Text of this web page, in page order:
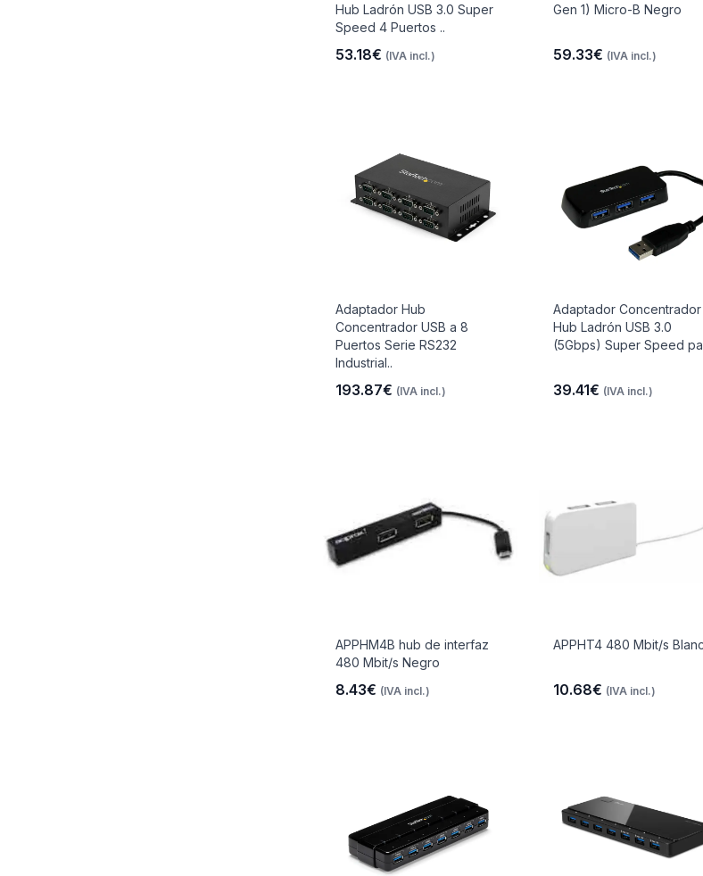
Hub Ladrón USB 3.0 Super
Speed 4 Puertos ..
53.18€ (IVA incl.)
Gen 1) Micro-B Negro
59.33€ (IVA incl.)
Adaptador Hub
Concentrador USB a 8
Puertos Serie RS232
Industrial..
193.87€ (IVA incl.)
Adaptador Concentrador
Hub Ladrón USB 3.0
(5Gbps) Super Speed
39.41€ (IVA incl.)
APPHM4B hub de interfaz
480 Mbit/s Negro
8.43€ (IVA incl.)
APPHT4 480 Mbit/s
10.68€ (IVA incl.)